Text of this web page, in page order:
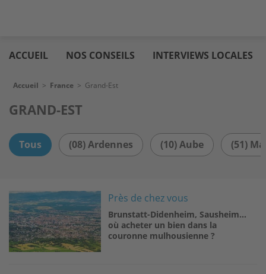
au
contenu
immo
ACCUEIL NOS CONSEILS INTERVIEWS LOCALES
Fil d'Ariane
Accueil > France > Grand-Est
GRAND-EST
Tous (08) Ardennes (10) Aube (51)
Image Près de chez vous
Brunstatt-Didenheim, Sausheim…
où acheter un bien dans la
couronne mulhousienne ?